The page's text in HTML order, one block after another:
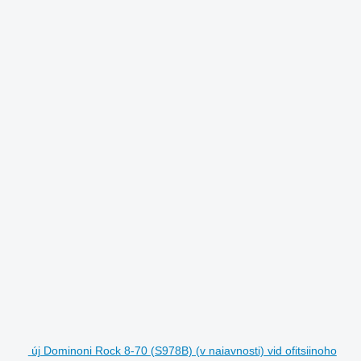
új Dominoni Rock 8-70 (S978B) (v naiavnosti) vid ofitsiinoho